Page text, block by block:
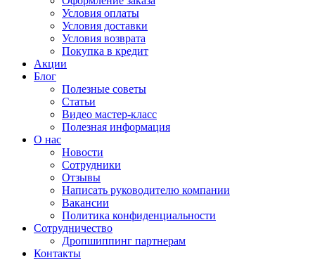
Условия оплаты
Условия доставки
Условия возврата
Покупка в кредит
Акции
Блог
Полезные советы
Статьи
Видео мастер-класс
Полезная информация
О нас
Новости
Сотрудники
Отзывы
Написать руководителю компании
Вакансии
Политика конфиденциальности
Сотрудничество
Дропшиппинг партнерам
Контакты